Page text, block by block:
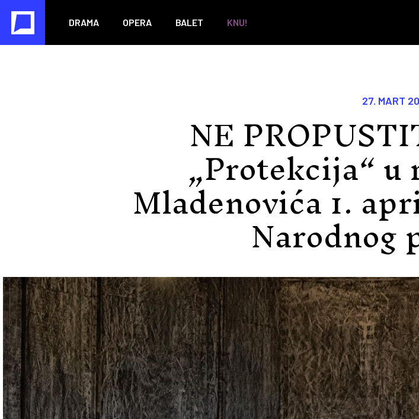
DRAMA OPERA BALET KNU!
27. MART
NE
„Protekcija“
Mladenovića 1.
Narodnog